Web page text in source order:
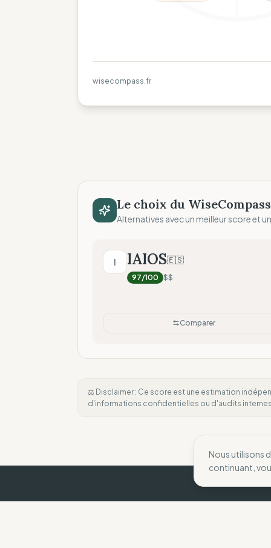
Nous utilisons
continuant,
wisecompass.fr
Le choix du WiseCompass
Alternatives avec un meilleur score et
I IAIOS🇪🇸
97/100 $$
Comparer
⚖️ Disclaimer : Ce score est une estimation
d'informations confidentielles ou d'audits